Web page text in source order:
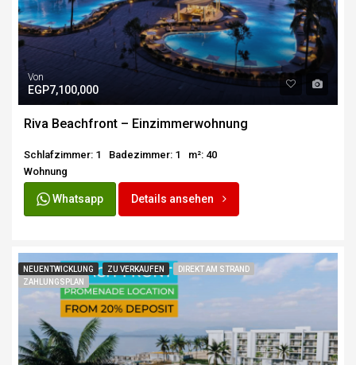
Von
EGP7,100,000
Riva Beachfront – Einzimmerwohnung
Schlafzimmer: 1 Badezimmer: 1
m²: 40
Wohnung
Whatsapp Details ansehen
NEUENTWICKLUNG ZU VERKAUFEN
DIREKT AM STRAND
ZAHLUNGSPLAN